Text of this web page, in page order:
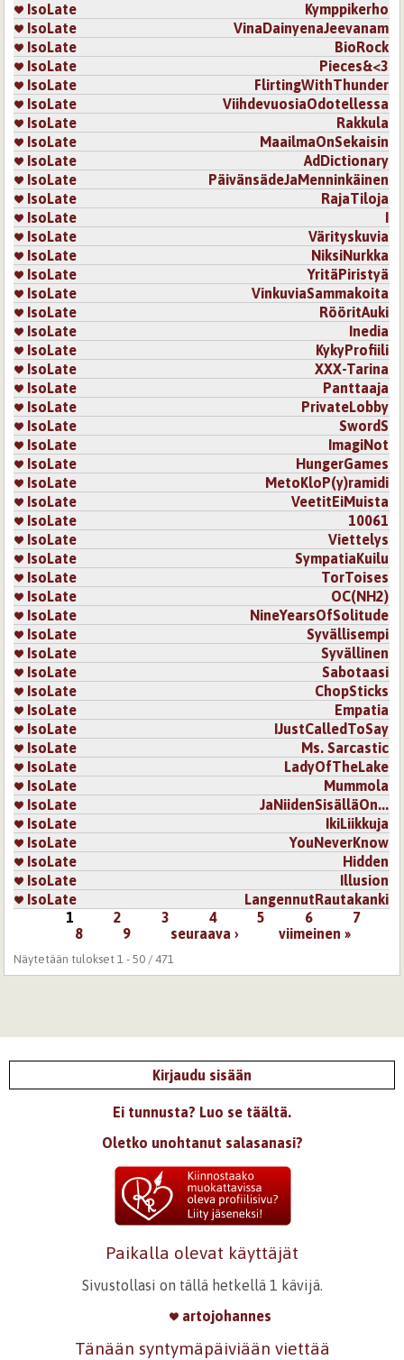
IsoLate
Kymppikerho
IsoLate
VinaDainyenaJeevanam
IsoLate
BioRock
IsoLate
Pieces&<3
IsoLate
FlirtingWithThunder
IsoLate
ViihdevuosiaOdotellessa
IsoLate
Rakkula
IsoLate
MaailmaOnSekaisin
IsoLate
AdDictionary
IsoLate
PäivänsädeJaMenninkäinen
IsoLate
RajaTiloja
IsoLate
I
IsoLate
Värityskuvia
IsoLate
NiksiNurkka
IsoLate
YritäPiristyä
IsoLate
VinkuviaSammakoita
IsoLate
RööritAuki
IsoLate
Inedia
IsoLate
KykyProfiili
IsoLate
XXX-Tarina
IsoLate
Panttaaja
IsoLate
PrivateLobby
IsoLate
SwordS
IsoLate
ImagiNot
IsoLate
HungerGames
IsoLate
MetoKloP(y)ramidi
IsoLate
VeetitEiMuista
IsoLate
10061
IsoLate
Viettelys
IsoLate
SympatiaKuilu
IsoLate
TorToises
IsoLate
OC(NH2)
IsoLate
NineYearsOfSolitude
IsoLate
Syvällisempi
IsoLate
Syvällinen
IsoLate
Sabotaasi
IsoLate
ChopSticks
IsoLate
Empatia
IsoLate
IJustCalledToSay
IsoLate
Ms. Sarcastic
IsoLate
LadyOfTheLake
IsoLate
Mummola
IsoLate
JaNiidenSisälläOn...
IsoLate
IkiLiikkuja
IsoLate
YouNeverKnow
IsoLate
Hidden
IsoLate
Illusion
IsoLate
LangennutRautakanki
1 2 3 4 5 6
7
8
9 seuraava › viimeinen »
Näytetään tulokset 1 - 50 / 471
Kirjaudu sisään
Ei tunnusta? Luo se täältä.
Oletko unohtanut salasanasi?
Paikalla olevat käyttäjät
Sivustollasi on tällä hetkellä 1 kävijä.
artojohannes
Tänään syntymäpäiviään viettää